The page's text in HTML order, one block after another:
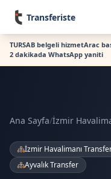
Transferiste
TURSAB belgeli hizmetArac
2 dakikada WhatsApp yaniti
Ana Sayfa/İzmir
İzmir Havalimanı
Ayvalık Transfer